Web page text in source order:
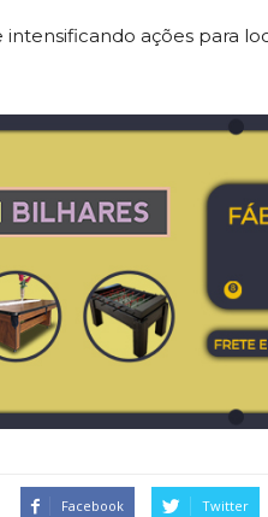
intensificando ações para
Facebook Twitter